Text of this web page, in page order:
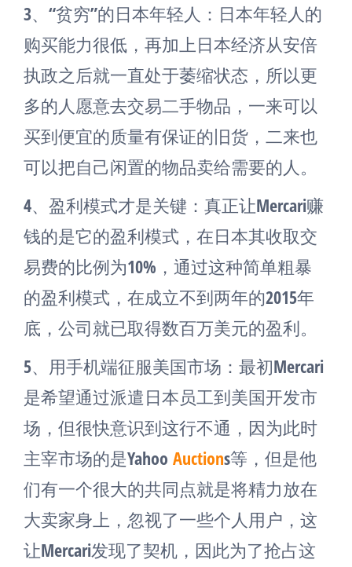
3、“贫穷”的日本年轻人：日本年轻人的
购买能力很低，再加上日本经济从安倍
执政之后就一直处于萎缩状态，所以更
多的人愿意去交易二手物品，一来可以
买到便宜的质量有保证的旧货，二来也
可以把自己闲置的物品卖给需要的人。
4、盈利模式才是关键：真正让Mercari赚
钱的是它的盈利模式，在日本其收取交
易费的比例为10%，通过这种简单粗暴
的盈利模式，在成立不到两年的2015年
底，公司就已取得数百万美元的盈利。
5、用手机端征服美国市场：最初Mercari
是希望通过派遣日本员工到美国开发市
场，但很快意识到这行不通，因为此时
主宰市场的是Yahoo Auctions等，但是他
们有一个很大的共同点就是将精力放在
大卖家身上，忽视了一些个人用户，这
让Mercari发现了契机，因此为了抢占这